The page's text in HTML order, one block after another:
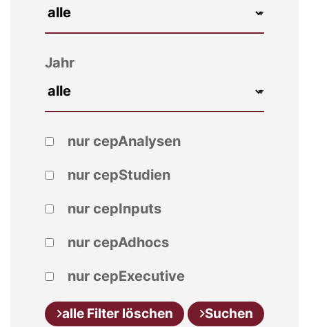
Jahr
nur cepAnalysen
nur cepStudien
nur cepInputs
nur cepAdhocs
nur cepExecutive
alle Filter löschen Suchen